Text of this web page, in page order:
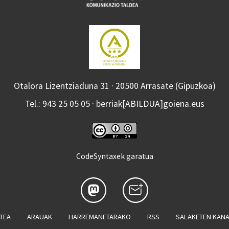
Otalora Lizentziaduna 31 · 20500 Arrasate (Gipuzkoa)
Tel.: 943 25 05 05 · berriak[ABILDUA]goiena.eus
CodeSyntaxek garatua
ARAUAK HARREMANETARAKO RSS SALAKETEN